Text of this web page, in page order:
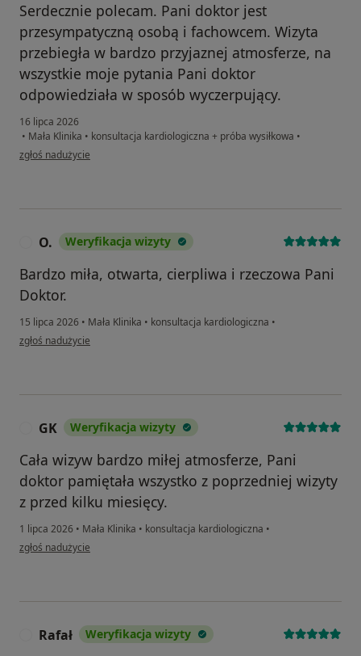
Serdecznie polecam. Pani doktor jest
przesympatyczną osobą i fachowcem. Wizyta
przebiegła w bardzo przyjaznej atmosferze, na
wszystkie moje pytania Pani doktor
odpowiedziała w sposób wyczerpujący.
16 lipca 2026
• Mała Klinika • konsultacja kardiologiczna + próba wysiłkowa •
w opinii użytkownika Jarek
zgłoś nadużycie
O. Weryfikacja wizyty
Bardzo miła, otwarta, cierpliwa i rzeczowa Pani
Doktor.
15 lipca 2026 • Mała Klinika • konsultacja kardiologiczna •
w opinii użytkownika O.
zgłoś nadużycie
GK Weryfikacja wizyty
Cała wizyw bardzo miłej atmosferze, Pani
doktor pamiętała wszystko z poprzedniej wizyty
z przed kilku miesięcy.
1 lipca 2026 • Mała Klinika • konsultacja kardiologiczna •
w opinii użytkownika GK
zgłoś nadużycie
Rafał Weryfikacja wizyty